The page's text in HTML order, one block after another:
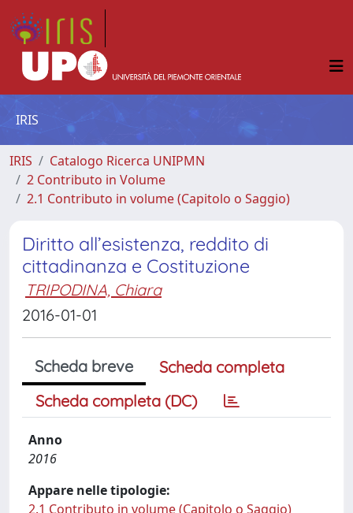
IRIS
IRIS
Catalogo Ricerca UNIPMN
2 Contributo in Volume
2.1 Contributo in volume (Capitolo o Saggio)
Diritto all’esistenza, reddito di
cittadinanza e Costituzione
TRIPODINA, Chiara
2016-01-01
Scheda breve
Scheda completa
Scheda completa (DC)
Anno
2016
Appare nelle tipologie:
2.1 Contributo in volume (Capitolo o Saggio)